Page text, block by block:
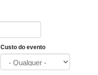
Custo do evento